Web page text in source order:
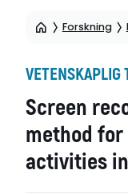
Forskning
VETENSKAPLIG
Screen
method
activities